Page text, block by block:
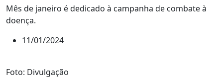
Mês de janeiro é dedicado à campanha de combate à
doença.
11/01/2024
Foto: Divulgação